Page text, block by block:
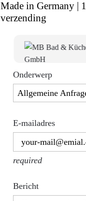
Made in Germany |
verzending
Onderwerp
E-mailadres
required
Bericht